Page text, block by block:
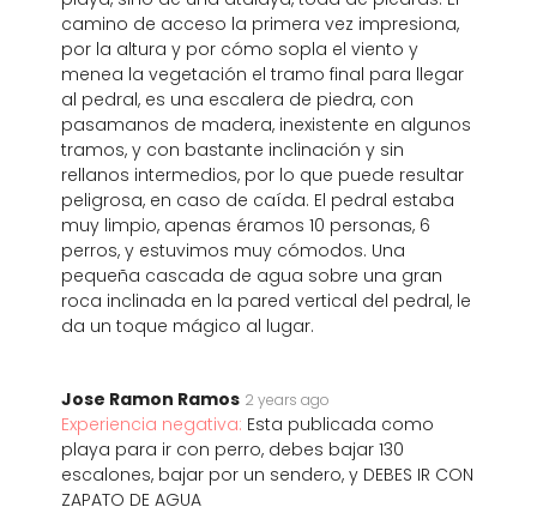
camino de acceso la primera vez impresiona,
por la altura y por cómo sopla el viento y
menea la vegetación el tramo final para llegar
al pedral, es una escalera de piedra, con
pasamanos de madera, inexistente en algunos
tramos, y con bastante inclinación y sin
rellanos intermedios, por lo que puede resultar
peligrosa, en caso de caída. El pedral estaba
muy limpio, apenas éramos 10 personas, 6
perros, y estuvimos muy cómodos. Una
pequeña cascada de agua sobre una gran
roca inclinada en la pared vertical del pedral, le
da un toque mágico al lugar.
Jose Ramon Ramos 2 years ago
Experiencia negativa: Esta publicada como
playa para ir con perro, debes bajar 130
escalones, bajar por un sendero, y DEBES IR CON
ZAPATO DE AGUA